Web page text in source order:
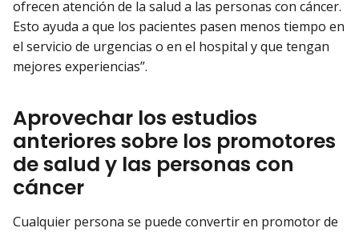
ofrecen atención de la salud a las personas con cáncer.
Esto ayuda a que los pacientes pasen menos tiempo en
el servicio de urgencias o en el hospital y que tengan
mejores experiencias”.
Aprovechar los estudios
anteriores sobre los promotores
de salud y las personas con
cáncer
Cualquier persona se puede convertir en promotor de